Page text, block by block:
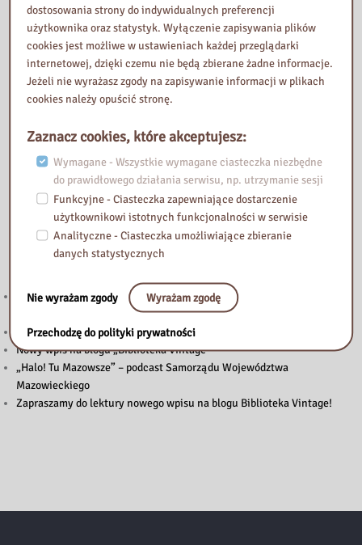
Przeczytaj
221. Kierunek STEAM: rozwój strefy multimedialnej w Bibliotece
Pedagogicznej w Żyrardowie
Powstanie Warszawskie 1944
Nowy wpis na blogu „Biblioteka Vintage”
„Halo! Tu Mazowsze” – podcast Samorządu Województwa
Mazowieckiego
Zapraszamy do lektury nowego wpisu na blogu Biblioteka Vintage!
dostosowania strony do indywidualnych preferencji
użytkownika oraz statystyk. Wyłączenie zapisywania plików
cookies jest możliwe w ustawieniach każdej przeglądarki
internetowej, dzięki czemu nie będą zbierane żadne informacje.
Jeżeli nie wyrażasz zgody na zapisywanie informacji w plikach
cookies należy opuścić stronę.
Zaznacz cookies, które akceptujesz:
Wymagane - Wszystkie wymagane ciasteczka niezbędne
do prawidłowego działania serwisu, np. utrzymanie sesji
Funkcyjne - Ciasteczka zapewniające dostarczenie
użytkownikowi istotnych funkcjonalności w serwisie
Analityczne - Ciasteczka umożliwiające zbieranie
danych statystycznych
Nie wyrażam zgody Wyrażam zgodę
Przechodzę do polityki prywatności